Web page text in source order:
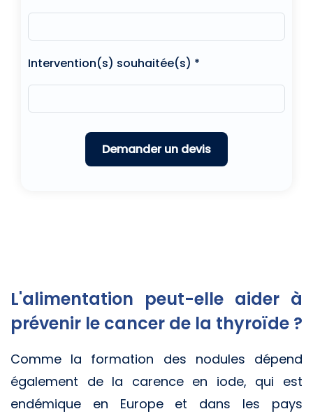
Intervention(s) souhaitée(s) *
L'alimentation peut-elle aider à
prévenir le cancer de la thyroïde ?
Comme la formation des nodules dépend
également de la carence en iode, qui est
endémique en Europe et dans les pays